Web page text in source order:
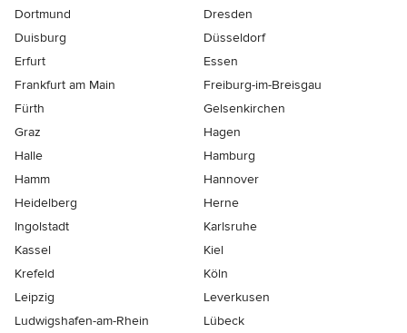
Dortmund
Dresden
Duisburg
Düsseldorf
Erfurt
Essen
Frankfurt am Main
Freiburg-im-Breisgau
Fürth
Gelsenkirchen
Graz
Hagen
Halle
Hamburg
Hamm
Hannover
Heidelberg
Herne
Ingolstadt
Karlsruhe
Kassel
Kiel
Krefeld
Köln
Leipzig
Leverkusen
Ludwigshafen-am-Rhein
Lübeck